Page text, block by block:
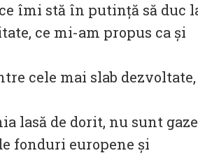
îmi stă în putință să duc
ce mi-am propus ca și
cele mai slab dezvoltate,
lasă de dorit, nu sunt
fonduri europene și